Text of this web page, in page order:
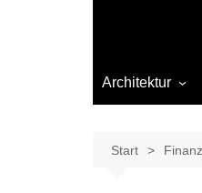
Architektur
Start